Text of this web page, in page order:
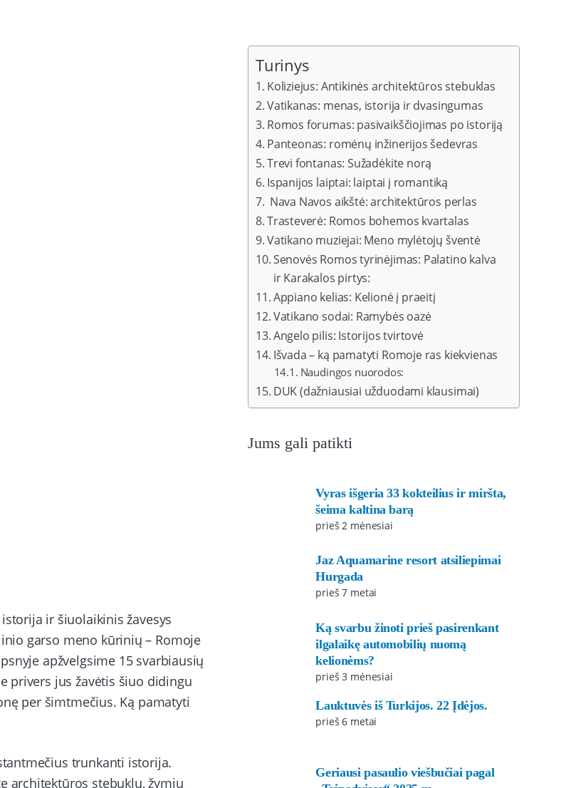
ir šiuolaikinis žavesys
garso meno kūrinių – Romoje
apžvelgsime 15 svarbiausių
privers jus žavėtis šiuo didingu
per šimtmečius. Ką pamatyti
trunkanti istorija.
architektūros stebuklų, žymių
Turinys
Koliziejus: Antikinės architektūros stebuklas
Vatikanas: menas, istorija ir dvasingumas
Romos forumas: pasivaikščiojimas po istoriją
Panteonas: romėnų inžinerijos šedevras
Trevi fontanas: Sužadėkite norą
Ispanijos laiptai: laiptai į romantiką
Nava Navos aikštė: architektūros perlas
Trasteverė: Romos bohemos kvartalas
Vatikano muziejai: Meno mylėtojų šventė
Senovės Romos tyrinėjimas: Palatino kalva
ir Karakalos pirtys:
Appiano kelias: Kelionė į praeitį
Vatikano sodai: Ramybės oazė
Angelo pilis: Istorijos tvirtovė
Išvada – ką pamatyti Romoje ras kiekvienas
Naudingos nuorodos:
DUK (dažniausiai užduodami klausimai)
Jums gali patikti
Vyras išgeria 33 kokteilius ir miršta,
šeima kaltina barą
prieš 2 mėnesiai
Jaz Aquamarine resort atsiliepimai
Hurgada
prieš 7 metai
Ką svarbu žinoti prieš pasirenkant
ilgalaikę automobilių nuomą
kelionėms?
prieš 3 mėnesiai
Lauktuvės iš Turkijos. 22 Įdėjos.
prieš 6 metai
Geriausi pasaulio viešbučiai pagal